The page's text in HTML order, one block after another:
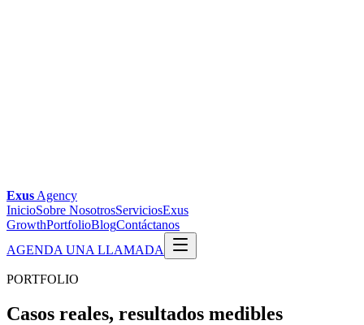
Exus Agency
InicioSobre NosotrosServiciosExus
GrowthPortfolioBlogContáctanos
AGENDA UNA LLAMADA
PORTFOLIO
Casos reales, resultados medibles